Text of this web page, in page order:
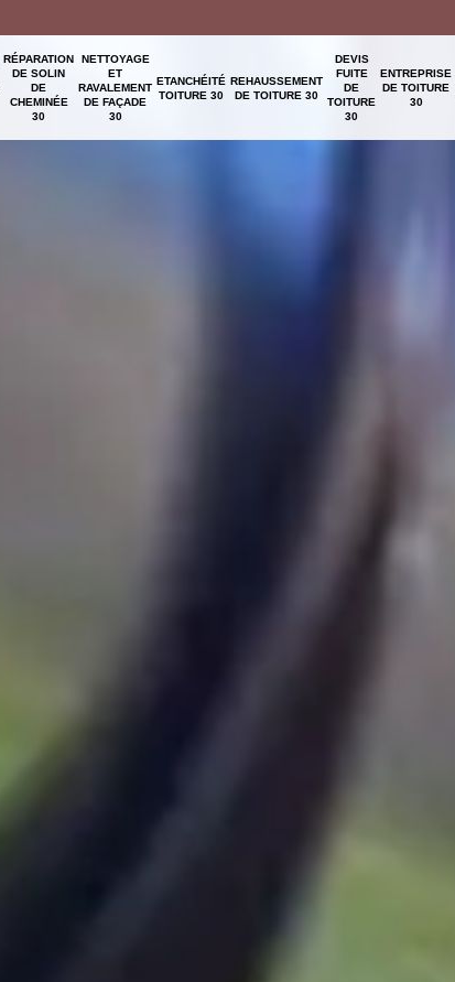
RÉPARATION
DE SOLIN
DE
CHEMINÉE
30
NETTOYAGE
ET
RAVALEMENT
DE FAÇADE
30
ETANCHÉITÉ
TOITURE 30
REHAUSSEMENT
DE TOITURE 30
DEVIS
FUITE
DE
TOITURE
30
ENTREPRISE
DE TOITURE
30